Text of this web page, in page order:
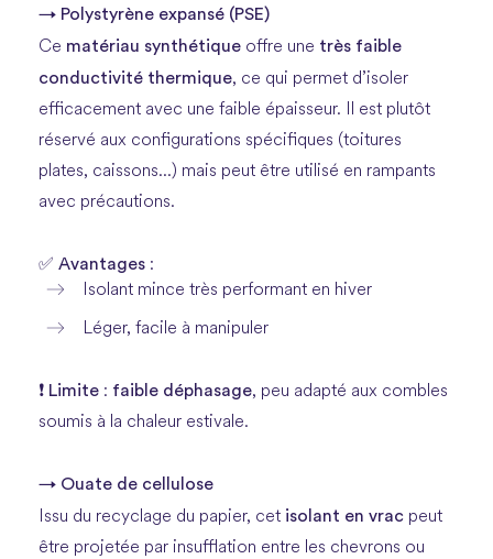
→ Polystyrène expansé (PSE)
Ce matériau synthétique offre une très faible
conductivité thermique, ce qui permet d’isoler
efficacement avec une faible épaisseur. Il est plutôt
réservé aux configurations spécifiques (toitures
plates, caissons...) mais peut être utilisé en rampants
avec précautions.
✅ Avantages :
Isolant mince très performant en hiver
Léger, facile à manipuler
❗ Limite : faible déphasage, peu adapté aux combles
soumis à la chaleur estivale.
→ Ouate de cellulose
Issu du recyclage du papier, cet isolant en vrac peut
être projetée par insufflation entre les chevrons ou